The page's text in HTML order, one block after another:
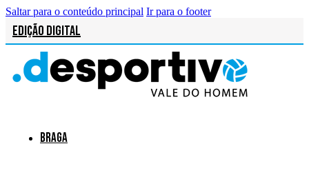
Saltar para o conteúdo principal Ir para o footer
Edição Digital
Braga